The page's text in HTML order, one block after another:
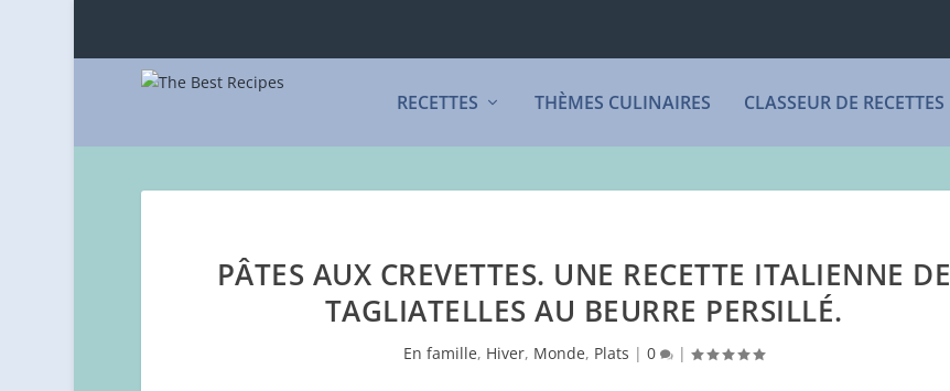
RECETTES THÈMES CULINAIRES CLASSEUR DE RECETTES
PÂTES AUX CREVETTES. UNE RECETTE ITALIENNE DE
TAGLIATELLES AU BEURRE PERSILLÉ.
En famille, Hiver, Monde, Plats |0 |